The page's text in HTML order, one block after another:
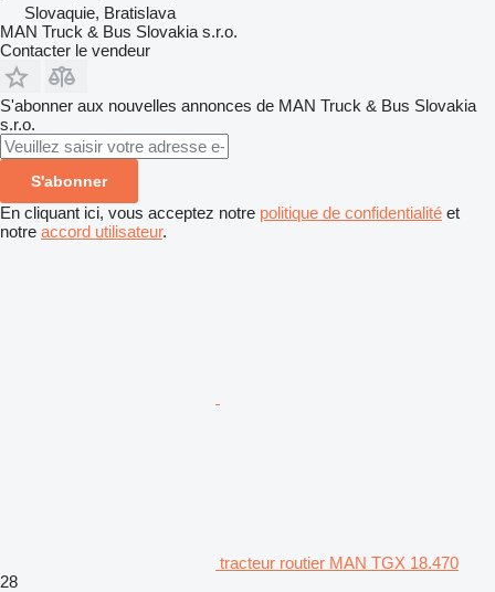
Slovaquie, Bratislava
MAN Truck & Bus Slovakia s.r.o.
Contacter le vendeur
S'abonner aux nouvelles annonces de MAN Truck & Bus Slovakia
s.r.o.
S'abonner
En cliquant ici, vous acceptez notre politique de confidentialité et
notre accord utilisateur.
tracteur routier MAN TGX 18.470
28